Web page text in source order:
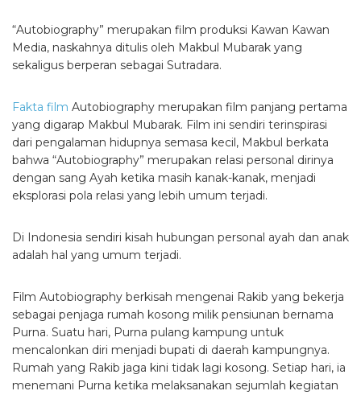
“Autobiography” merupakan film produksi Kawan Kawan
Media, naskahnya ditulis oleh Makbul Mubarak yang
sekaligus berperan sebagai Sutradara.
Fakta film Autobiography merupakan film panjang pertama
yang digarap Makbul Mubarak. Film ini sendiri terinspirasi
dari pengalaman hidupnya semasa kecil, Makbul berkata
bahwa “Autobiography” merupakan relasi personal dirinya
dengan sang Ayah ketika masih kanak-kanak, menjadi
eksplorasi pola relasi yang lebih umum terjadi.
Di Indonesia sendiri kisah hubungan personal ayah dan anak
adalah hal yang umum terjadi.
Film Autobiography berkisah mengenai Rakib yang bekerja
sebagai penjaga rumah kosong milik pensiunan bernama
Purna. Suatu hari, Purna pulang kampung untuk
mencalonkan diri menjadi bupati di daerah kampungnya.
Rumah yang Rakib jaga kini tidak lagi kosong. Setiap hari, ia
menemani Purna ketika melaksanakan sejumlah kegiatan